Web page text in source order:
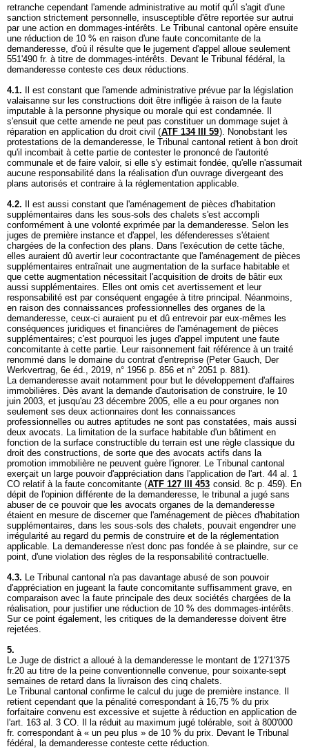
retranche cependant l'amende administrative au motif qu'il s'agit d'une
sanction strictement personnelle, insusceptible d'être reportée sur autrui
par une action en dommages-intérêts. Le Tribunal cantonal opère ensuite
une réduction de 10 % en raison d'une faute concomitante de la
demanderesse, d'où il résulte que le jugement d'appel alloue seulement
551'490 fr. à titre de dommages-intérêts. Devant le Tribunal fédéral, la
demanderesse conteste ces deux réductions.
4.1. Il est constant que l'amende administrative prévue par la législation
valaisanne sur les constructions doit être infligée à raison de la faute
imputable à la personne physique ou morale qui est condamnée. Il
s'ensuit que cette amende ne peut pas constituer un dommage sujet à
réparation en application du droit civil (ATF 134 III 59). Nonobstant les
protestations de la demanderesse, le Tribunal cantonal retient à bon droit
qu'il incombait à cette partie de contester le prononcé de l'autorité
communale et de faire valoir, si elle s'y estimait fondée, qu'elle n'assumait
aucune responsabilité dans la réalisation d'un ouvrage divergeant des
plans autorisés et contraire à la réglementation applicable.
4.2. Il est aussi constant que l'aménagement de pièces d'habitation
supplémentaires dans les sous-sols des chalets s'est accompli
conformément à une volonté exprimée par la demanderesse. Selon les
juges de première instance et d'appel, les défenderesses s'étaient
chargées de la confection des plans. Dans l'exécution de cette tâche,
elles auraient dû avertir leur cocontractante que l'aménagement de pièces
supplémentaires entraînait une augmentation de la surface habitable et
que cette augmentation nécessitait l'acquisition de droits de bâtir eux
aussi supplémentaires. Elles ont omis cet avertissement et leur
responsabilité est par conséquent engagée à titre principal. Néanmoins,
en raison des connaissances professionnelles des organes de la
demanderesse, ceux-ci auraient pu et dû entrevoir par eux-mêmes les
conséquences juridiques et financières de l'aménagement de pièces
supplémentaires; c'est pourquoi les juges d'appel imputent une faute
concomitante à cette partie. Leur raisonnement fait référence à un traité
renommé dans le domaine du contrat d'entreprise (Peter Gauch, Der
Werkvertrag, 6e éd., 2019, n° 1956 p. 856 et n° 2051 p. 881).
La demanderesse avait notamment pour but le développement d'affaires
immobilières. Dès avant la demande d'autorisation de construire, le 10
juin 2003, et jusqu'au 23 décembre 2005, elle a eu pour organes non
seulement ses deux actionnaires dont les connaissances
professionnelles ou autres aptitudes ne sont pas constatées, mais aussi
deux avocats. La limitation de la surface habitable d'un bâtiment en
fonction de la surface constructible du terrain est une règle classique du
droit des constructions, de sorte que des avocats actifs dans la
promotion immobilière ne peuvent guère l'ignorer. Le Tribunal cantonal
exerçait un large pouvoir d'appréciation dans l'application de l'art. 44 al. 1
CO relatif à la faute concomitante (ATF 127 III 453 consid. 8c p. 459). En
dépit de l'opinion différente de la demanderesse, le tribunal a jugé sans
abuser de ce pouvoir que les avocats organes de la demanderesse
étaient en mesure de discerner que l'aménagement de pièces d'habitation
supplémentaires, dans les sous-sols des chalets, pouvait engendrer une
irrégularité au regard du permis de construire et de la réglementation
applicable. La demanderesse n'est donc pas fondée à se plaindre, sur ce
point, d'une violation des règles de la responsabilité contractuelle.
4.3. Le Tribunal cantonal n'a pas davantage abusé de son pouvoir
d'appréciation en jugeant la faute concomitante suffisamment grave, en
comparaison avec la faute principale des deux sociétés chargées de la
réalisation, pour justifier une réduction de 10 % des dommages-intérêts.
Sur ce point également, les critiques de la demanderesse doivent être
rejetées.
5.
Le Juge de district a alloué à la demanderesse le montant de 1'271'375
fr.20 au titre de la peine conventionnelle convenue, pour soixante-sept
semaines de retard dans la livraison des cinq chalets.
Le Tribunal cantonal confirme le calcul du juge de première instance. Il
retient cependant que la pénalité correspondant à 16,75 % du prix
forfaitaire convenu est excessive et sujette à réduction en application de
l'art. 163 al. 3 CO. Il la réduit au maximum jugé tolérable, soit à 800'000
fr. correspondant à « un peu plus » de 10 % du prix. Devant le Tribunal
fédéral, la demanderesse conteste cette réduction.